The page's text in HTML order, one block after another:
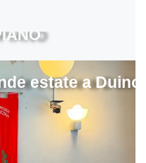
estate a